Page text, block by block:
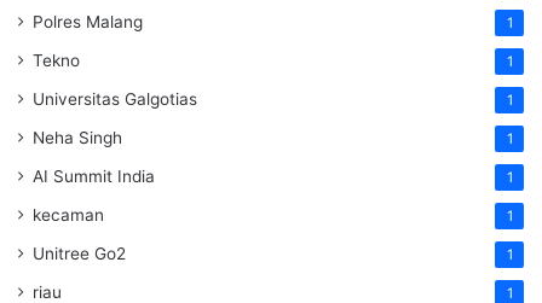
Polres Malang 1
Tekno 1
Universitas Galgotias 1
Neha Singh 1
AI Summit India 1
kecaman 1
Unitree Go2 1
riau 1